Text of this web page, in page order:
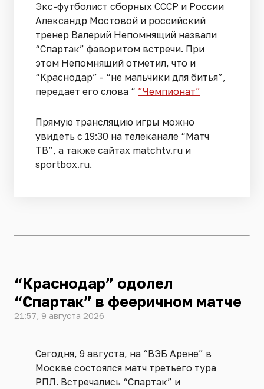
Экс-футболист сборных СССР и России
Александр Мостовой и российский
тренер Валерий Непомнящий назвали
“Спартак” фаворитом встречи. При
этом Непомнящий отметил, что и
“Краснодар” - “не мальчики для битья”,
передает его слова “ ”Чемпионат”
Прямую трансляцию игры можно
увидеть с 19:30 на телеканале “Матч
ТВ”, а также сайтах matchtv.ru и
sportbox.ru.
“Краснодар” одолел
“Спартак” в фееричном матче
21:57, 9 августа 2026
Сегодня, 9 августа, на “ВЭБ Арене” в
Москве состоялся матч третьего тура
РПЛ. Встречались “Спартак” и